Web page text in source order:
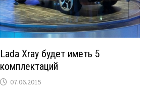
Lada Xray будет иметь 5
комплектаций
07.06.2015